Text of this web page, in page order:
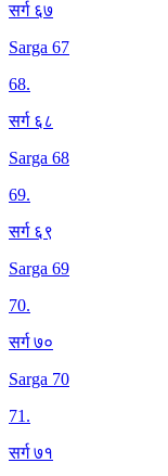
सर्ग ६७
Sarga 67
68.
सर्ग ६८
Sarga 68
69.
सर्ग ६९
Sarga 69
70.
सर्ग ७०
Sarga 70
71.
सर्ग ७१